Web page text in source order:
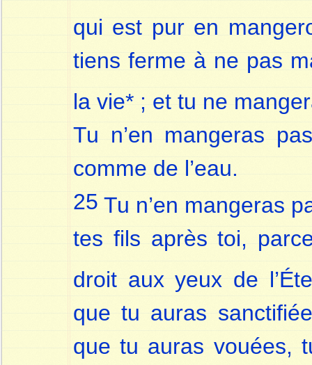
qui est pur en
tiens ferme à ne pas
la vie* ; et tu ne
Tu n’en mangeras
comme de l’eau.
25 Tu n’en mangeras
tes fils après toi,
droit aux yeux de
que tu auras
que tu auras vouées,